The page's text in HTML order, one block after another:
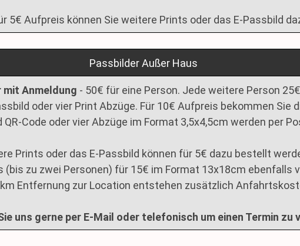
5€ Aufpreis können Sie weitere Prints oder das E-Passbild
Passbilder Außer Haus
mit Anmeldung - 50€ für eine Person. Jede weitere Person
oder vier Print Abzüge. Für 10€ Aufpreis bekommen Sie
QR-Code oder vier Abzüge im Format 3,5x4,5cm werden per
Prints oder das E-Passbild können für 5€ dazu bestellt
(bis zu zwei Personen) für 15€ im Format 13x18cm ebenfalls
Entfernung zur Location entstehen zusätzlich
uns gerne per E-Mail oder telefonisch um einen Termin zu